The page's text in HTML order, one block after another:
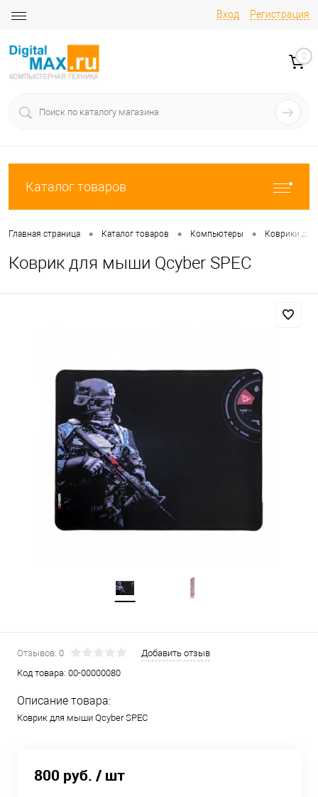
Вход Регистрация
0
Каталог товаров
Главная страница • Каталог товаров • Компьютеры • Коврики
Коврик для мыши Qcyber SPEC
Отзывов: 0
Добавить отзыв
Код товара: 00-00000080
Описание товара:
Коврик для мыши Qcyber SPEC
800 руб. / шт